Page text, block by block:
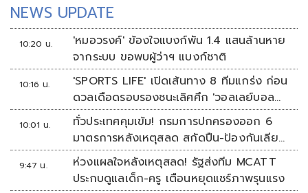
NEWS UPDATE
10:20 น.
'หมอวรงค์' ข้องใจแบงก์พัน 1.4 แสนล้านหาย
จากระบบ ขอพบผู้ว่าฯ แบงก์ชาติ
10:16 น.
'SPORTS LIFE' เปิดเส้นทาง 8 ทีมแกร่ง ก่อน
ดวลเดือดรอบรองชนะเลิศศึก 'วอลเลย์บอล
นักเรียน แชมป์กีฬา 7HD 2026'
10:01 น.
ทั่วประเทศคุมเข้ม! กรมการปกครองออก 6
มาตรการหลังเหตุสลด สกัดปืน-ป้องกันเลียน
แบบ
9:47 น.
ห่วงแผลใจหลังเหตุสลด! รัฐส่งทีม MCATT
ประกบดูแลเด็ก-ครู เตือนหยุดแชร์ภาพรุนแรง